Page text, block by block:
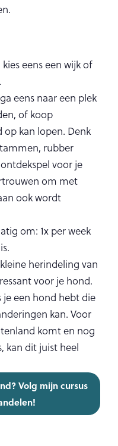
eens een wijk of
eens naar een plek
of koop
kan lopen. Denk
rubber
voor je
om met
ook wordt
om: 1x per week
herindeling van
voor je hond.
je een hond hebt die
kan. Voor
komt en nog
kan dit juist heel
Volg mijn cursus